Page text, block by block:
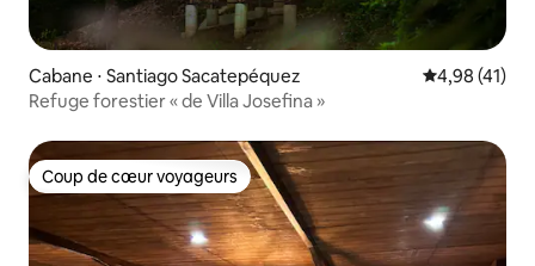
Cabane ⋅ Santiago Sacatepéquez Évaluation
4,98 (41)
Refuge forestier « de Villa Josefina »
Coup de cœur voyageurs
Coup de cœur voyageurs